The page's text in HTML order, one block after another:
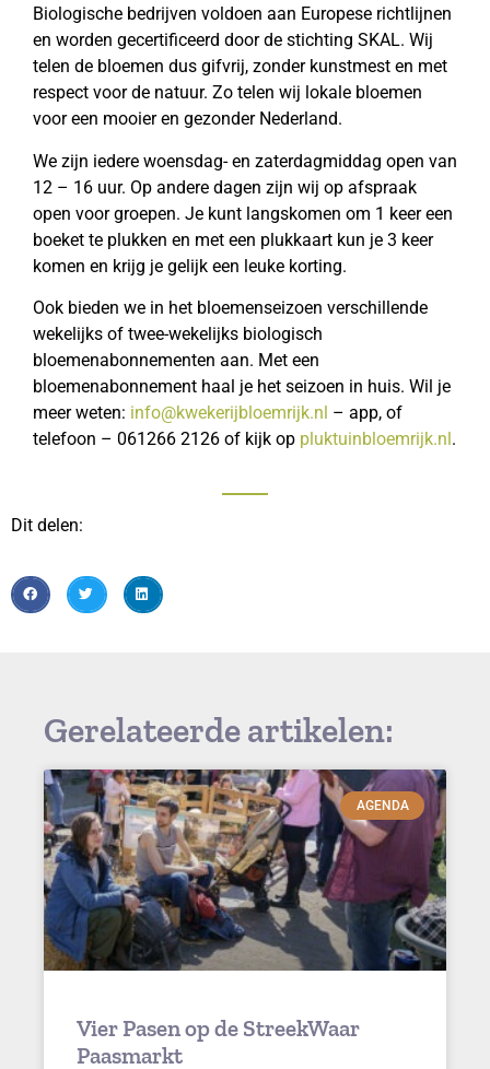
Biologische bedrijven voldoen aan Europese richtlijnen
en worden gecertificeerd door de stichting SKAL. Wij
telen de bloemen dus gifvrij, zonder kunstmest en met
respect voor de natuur. Zo telen wij lokale bloemen
voor een mooier en gezonder Nederland.
We zijn iedere woensdag- en zaterdagmiddag open van
12 – 16 uur. Op andere dagen zijn wij op afspraak
open voor groepen. Je kunt langskomen om 1 keer een
boeket te plukken en met een plukkaart kun je 3 keer
komen en krijg je gelijk een leuke korting.
Ook bieden we in het bloemenseizoen verschillende
wekelijks of twee-wekelijks biologisch
bloemenabonnementen aan. Met een
bloemenabonnement haal je het seizoen in huis. Wil je
meer weten: info@kwekerijbloemrijk.nl – app, of
telefoon – 061266 2126 of kijk op pluktuinbloemrijk.nl .
Dit delen:
Gerelateerde artikelen:
AGENDA
Vier Pasen op de StreekWaar
Paasmarkt